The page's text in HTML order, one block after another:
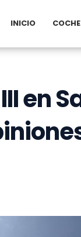
INICIO
en